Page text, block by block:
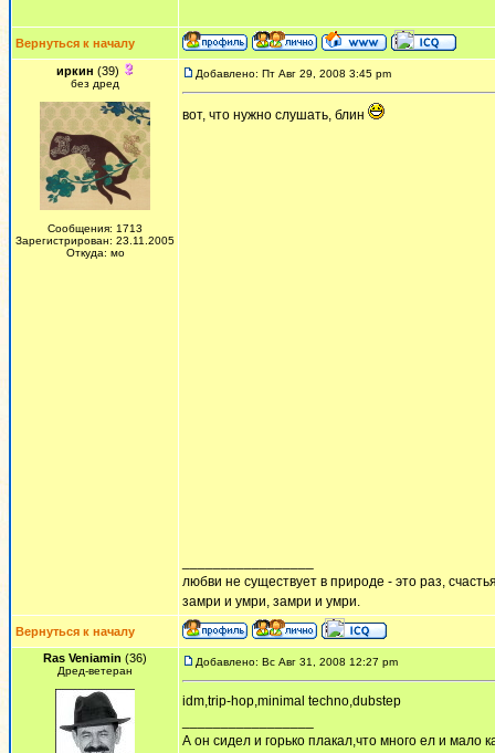
Вернуться к началу
иркин (39)
без дред
Сообщения: 1713
Зарегистрирован: 23.11.2005
Откуда: мо
Добавлено: Пт Авг 29, 2008 3:45 pm
вот, что нужно слушать, блин
любви не существует в природе - это раз,
замри и умри, замри и умри.
Вернуться к началу
Ras Veniamin (36)
Дред-ветеран
Добавлено: Вс Авг 31, 2008 12:27 pm
idm,trip-hop,minimal techno,dubstep
А он сидел и горько плакал,что много ел и мало